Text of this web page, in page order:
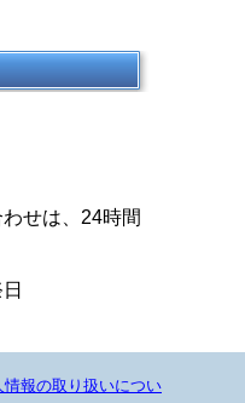
せは、24時間
情報の取り扱いについ